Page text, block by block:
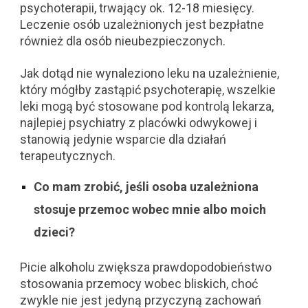
psychoterapii, trwający ok. 12-18 miesięcy.
Leczenie osób uzależnionych jest bezpłatne
również dla osób nieubezpieczonych.
Jak dotąd nie wynaleziono leku na uzależnienie,
który mógłby zastąpić psychoterapię, wszelkie
leki mogą być stosowane pod kontrolą lekarza,
najlepiej psychiatry z placówki odwykowej i
stanowią jedynie wsparcie dla działań
terapeutycznych.
Co mam zrobić, jeśli osoba uzależniona
stosuje przemoc wobec mnie albo moich
dzieci?
Picie alkoholu zwiększa prawdopodobieństwo
stosowania przemocy wobec bliskich, choć
zwykle nie jest jedyną przyczyną zachowań